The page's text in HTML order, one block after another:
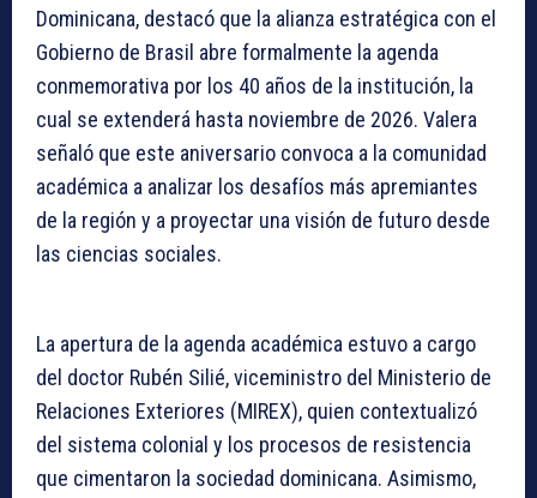
Dominicana, destacó que la alianza estratégica con el
Gobierno de Brasil abre formalmente la agenda
conmemorativa por los 40 años de la institución, la
cual se extenderá hasta noviembre de 2026. Valera
señaló que este aniversario convoca a la comunidad
académica a analizar los desafíos más apremiantes
de la región y a proyectar una visión de futuro desde
las ciencias sociales.
La apertura de la agenda académica estuvo a cargo
del doctor Rubén Silié, viceministro del Ministerio de
Relaciones Exteriores (MIREX), quien contextualizó
del sistema colonial y los procesos de resistencia
que cimentaron la sociedad dominicana. Asimismo,